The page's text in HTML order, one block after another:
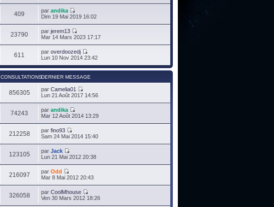
409 par andika
Dim 19 Mai 2019 16:02
23790 par jerem13
Mar 14 Mars 2023 17:17
611 par overdoozedj
Lun 10 Nov 2014 23:42
CONSULTATIONSDERNIER MESSAGE
856305 par Camelia01
Lun 21 Août 2017 14:56
74243 par andika
Mar 12 Août 2014 13:29
212258 par fino93
Sam 24 Mai 2014 15:40
123105 par Jack
Lun 21 Mai 2012 20:38
216097 par Odd
Mar 8 Mai 2012 20:43
326058 par CoolMhouse
Ven 30 Mars 2012 18:26